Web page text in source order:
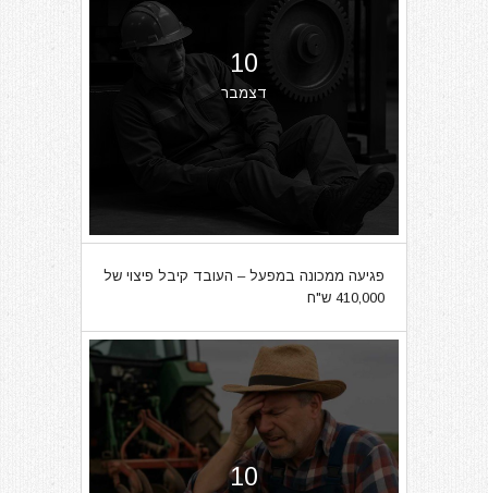
10
דצמבר
פגיעה ממכונה במפעל – העובד קיבל פיצוי של
410,000 ש"ח
10